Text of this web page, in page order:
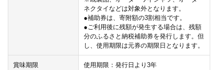
ネクタイなどは対象外となります。
●補助券は、寄附額の3割相当です。
●ご利用後に残額が発生する場合は、残額
分のふるさと納税補助券を発行します。但
し、使用期限は元券の期限日となります。
賞味期限
使用期限：発行日より3年